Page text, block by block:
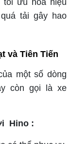
tải gây hao
và Tiên Tiến
một số dòng
còn gọi là xe
Hino :